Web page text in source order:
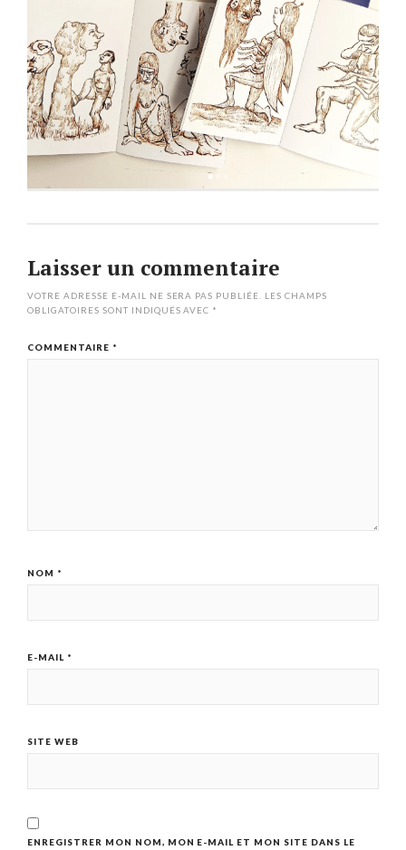
Laisser un commentaire
VOTRE ADRESSE E-MAIL NE SERA PAS PUBLIÉE.
LES CHAMPS
OBLIGATOIRES SONT INDIQUÉS AVEC *
COMMENTAIRE *
NOM *
E-MAIL *
SITE WEB
ENREGISTRER MON NOM, MON E-MAIL ET MON SITE DANS LE